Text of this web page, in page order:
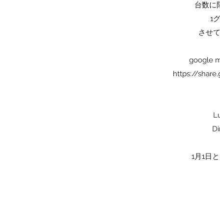
台数に
1
させ
google
https://
1月1日